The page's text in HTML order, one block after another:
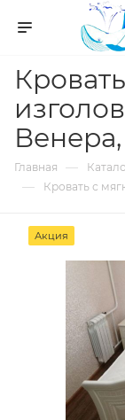
Главная —
— Кровать с
Акция